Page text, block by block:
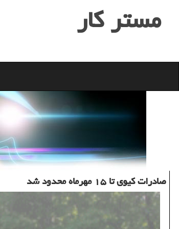
مستر كار
صادرات كیوی تا ۱۵ مهرماه محدود شد